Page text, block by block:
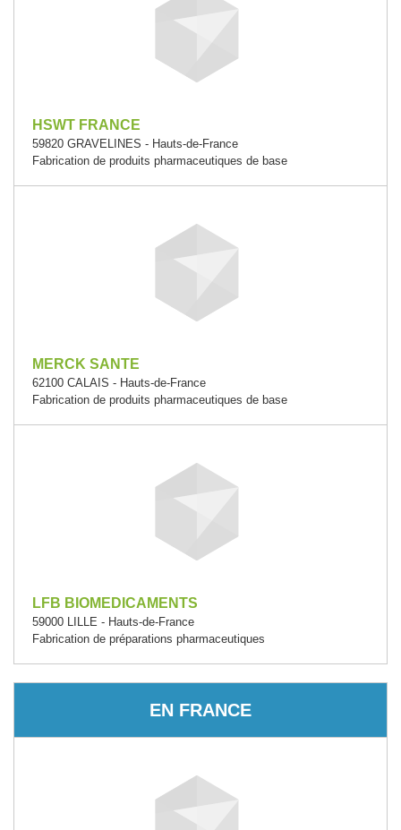
HSWT FRANCE
59820 GRAVELINES - Hauts-de-France
Fabrication de produits pharmaceutiques de base
MERCK SANTE
62100 CALAIS - Hauts-de-France
Fabrication de produits pharmaceutiques de base
LFB BIOMEDICAMENTS
59000 LILLE - Hauts-de-France
Fabrication de préparations pharmaceutiques
EN FRANCE